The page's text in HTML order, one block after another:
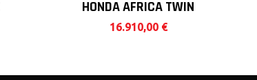
HONDA AFRICA TWIN
16.910,00 €